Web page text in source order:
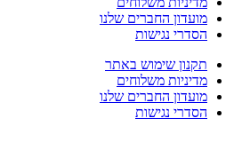
מועדון החברים שלנו
הסדרי נגישות
תקנון שימוש באתר
מדיניות משלוחים
מועדון החברים שלנו
הסדרי נגישות